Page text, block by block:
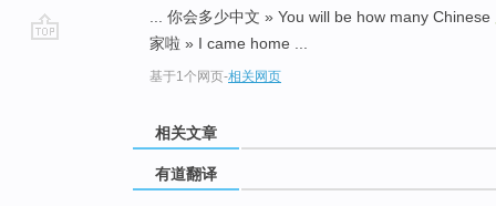
... 你会多少中文 » You will be how many Chinese
家啦 » I came home ...
基于1个网页-相关网页
相关文章
有道翻译